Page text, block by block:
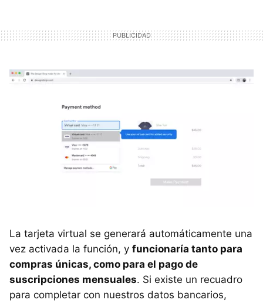
La tarjeta virtual se generará automáticamente una
vez activada la función, y funcionaría tanto para
compras únicas, como para el pago de
suscripciones mensuales. Si existe un recuadro
para completar con nuestros datos bancarios,